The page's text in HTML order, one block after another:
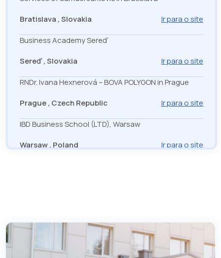
Bratislava , Slovakia
Ir para o site
Business Academy Sereď
Sereď , Slovakia
Ir para o site
RNDr. Ivana Hexnerová – BOVA POLYGON in Prague
Prague , Czech Republic
Ir para o site
IBD Business School (LTD), Warsaw
Warsaw , Poland
Ir para o site
Kežmarok , Slovakia
Ir para o site